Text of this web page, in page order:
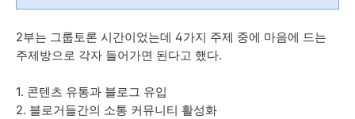
2부는 그룹토론 시간이었는데 4가지 주제 중에 마음에 드는
주제방으로 각자 들어가면 된다고 했다.
1. 콘텐츠 유통과 블로그 유입
2. 블로거들간의 소통 커뮤니티 활성화